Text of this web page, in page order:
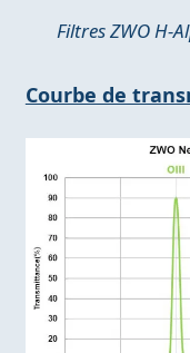
Filtres ZWO H-
Courbe de